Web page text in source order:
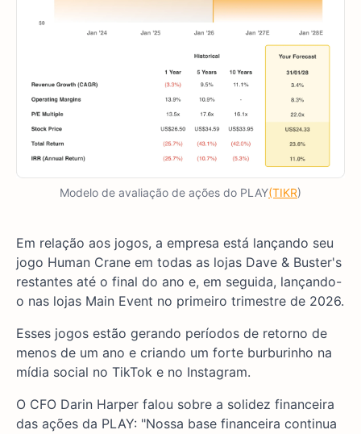
Modelo de avaliação de ações do PLAY(TIKR)
Em relação aos jogos, a empresa está lançando seu
jogo Human Crane em todas as lojas Dave & Buster's
restantes até o final do ano e, em seguida, lançando-
o nas lojas Main Event no primeiro trimestre de 2026.
Esses jogos estão gerando períodos de retorno de
menos de um ano e criando um forte burburinho na
mídia social no TikTok e no Instagram.
O CFO Darin Harper falou sobre a solidez financeira
das ações da PLAY: "Nossa base financeira continua